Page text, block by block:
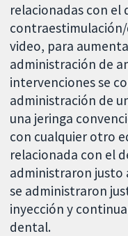
relacionadas con el
video, para
administración de
intervenciones se
administración de
una jeringa
con cualquier otro
relacionada con el
administraron justo
se administraron
inyección y
dental.